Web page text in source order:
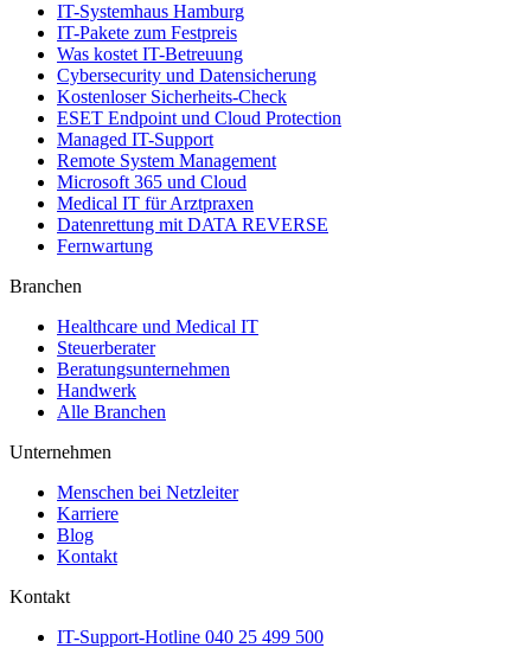
IT-Systemhaus Hamburg
IT-Pakete zum Festpreis
Was kostet IT-Betreuung
Cybersecurity und Datensicherung
Kostenloser Sicherheits-Check
ESET Endpoint und Cloud Protection
Managed IT-Support
Remote System Management
Microsoft 365 und Cloud
Medical IT für Arztpraxen
Datenrettung mit DATA REVERSE
Fernwartung
Branchen
Healthcare und Medical IT
Steuerberater
Beratungsunternehmen
Handwerk
Alle Branchen
Unternehmen
Menschen bei Netzleiter
Karriere
Blog
Kontakt
Kontakt
IT-Support-Hotline 040 25 499 500